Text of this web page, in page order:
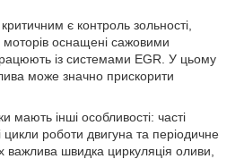
є контроль зольності,
моторів оснащені сажовими
із системами EGR. У цьому
може значно прискорити
мають інші особливості: часті
цикли роботи двигуна та періодичне
швидка циркуляція оливи,